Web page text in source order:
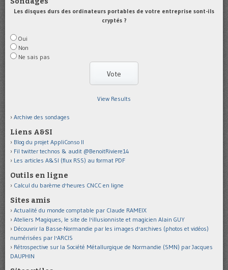
Les disques durs des ordinateurs portables de votre entreprise sont-ils
cryptés ?
Oui
Non
Ne sais pas
View Results
Archive des sondages
Liens A&SI
Blog du projet AppliConso II
Fil twitter technos & audit @BenoitRiviere14
Les articles A&SI (flux RSS) au format PDF
Outils en ligne
Calcul du barème d'heures CNCC en ligne
Sites amis
Actualité du monde comptable par Claude RAMEIX
Ateliers Magiques, le site de l'illusionniste et magicien Alain GUY
Découvrir la Basse-Normandie par les images d'archives (photos et vidéos)
numérisées par l'ARCIS
Rétrospective sur la Société Métallurgique de Normandie (SMN) par Jacques
DAUPHIN